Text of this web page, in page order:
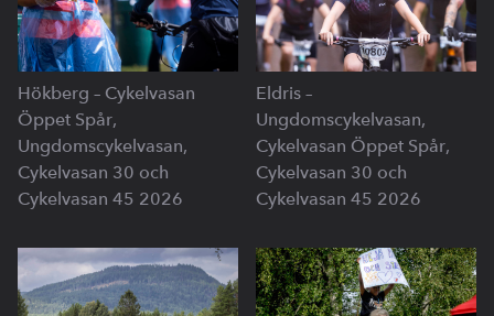
Hökberg – Cykelvasan
Öppet Spår,
Ungdomscykelvasan,
Cykelvasan 30 och
Cykelvasan 45 2026
Eldris –
Ungdomscykelvasan,
Cykelvasan Öppet Spår,
Cykelvasan 30 och
Cykelvasan 45 2026